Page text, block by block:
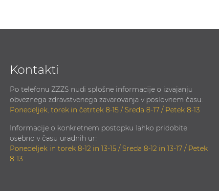
Kontakti
Po telefonu ZZZS nudi splošne informacije o izvajanju
obveznega zdravstvenega zavarovanja v poslovnem času:
Ponedeljek, torek in četrtek 8-15 / Sreda 8-17 / Petek 8-13
Informacije o konkretnem postopku lahko pridobite
osebno v času uradnih ur:
Ponedeljek in torek 8-12 in 13-15 / Sreda 8-12 in 13-17 / Petek
8-13